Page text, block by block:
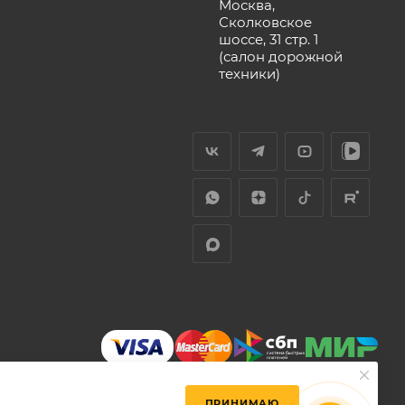
Москва,
Сколковское
шоссе, 31 стр. 1
(салон дорожной
техники)